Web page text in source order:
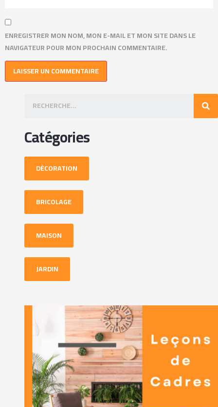
ENREGISTRER MON NOM, MON E-MAIL ET MON SITE DANS LE
NAVIGATEUR POUR MON PROCHAIN COMMENTAIRE.
Catégories
DÉCORATION
BRICOLAGE
MAISON
JARDIN